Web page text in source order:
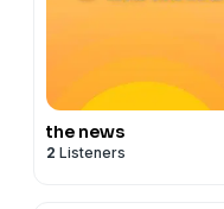
the news
2 Listeners